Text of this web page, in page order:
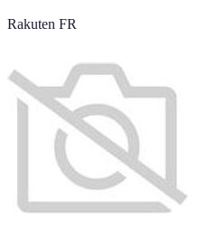
Rakuten FR